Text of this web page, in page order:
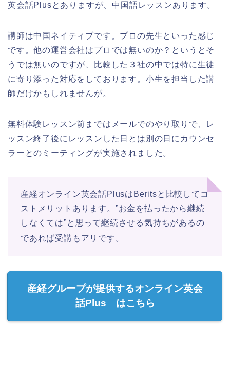
英会話Plusとありますが、中国語レッスンあります。
講師は中国ネイティブです。プロの先生といった感じ
です。他の運営会社はプロでは無いのか？というとそ
うでは無いのですが、比較した３社の中では特に生徒
に寄り添った対応をしております。小生を担当した講
師だけかもしれませんが。
無料体験レッスン前まではメールでのやり取りで、レ
ッスン終了後にレッスンした日とは別の日にカウンセ
ラーとのミーティングが実施されました。
産経オンライン英会話PlusはBeritsと比較してコ
ストメリットあります。”お金を払ったから継続
しなくては”と思って継続させる気持ちがあるの
であれば受講もアリです。
産経グループが提供するオンライン英会
話Plus はこちら